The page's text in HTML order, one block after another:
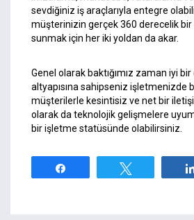
sevdiğiniz iş araçlarıyla entegre
müşterinizin gerçek 360 derecelik
sunmak için her iki yoldan da akar.
Genel olarak baktığımız zaman iyi
altyapısına sahipseniz işletmenizde
müşterilerle kesintisiz ve net bir
olarak da teknolojik gelişmelere uyum
bir işletme statüsünde olabilirsiniz.